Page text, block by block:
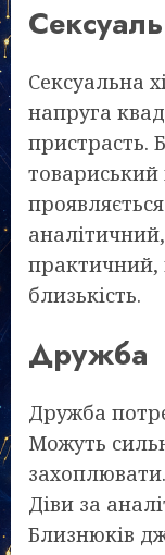
Сексуальна
напруга
пристрасть.
товариський
практичний,
близькість.
Дружба
Дружба
Можуть
Діви за
Близнюків